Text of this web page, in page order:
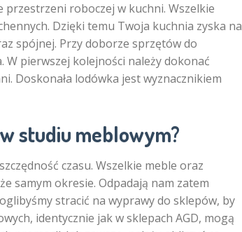
roboczej w kuchni. Wszelkie
Dzięki temu Twoja kuchnia zyska na
spójnej. Przy doborze sprzętów do
pierwszej kolejności należy dokonać
Doskonała lodówka jest wyznacznikiem
studiu meblowym?
czasu. Wszelkie meble oraz
samym okresie. Odpadają nam zatem
stracić na wyprawy do sklepów, by
identycznie jak w sklepach AGD, mogą